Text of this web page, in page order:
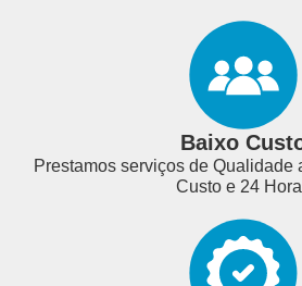
Baixo
Prestamos serviços de Qualidade
Custo e 24